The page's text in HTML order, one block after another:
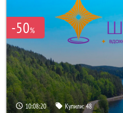
-50%
10:08:17 Купили:48